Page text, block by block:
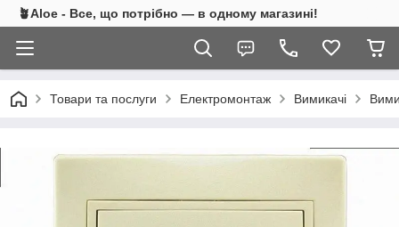
🪴Aloe - Все, що потрібно — в одному магазині!
Товари та послуги Електромонтаж Вимикачі